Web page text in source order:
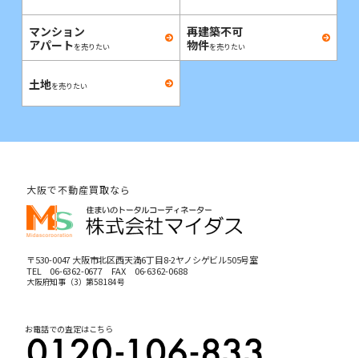
マンション
アパートを売りたい
再建築不可
物件を売りたい
土地を売りたい
大阪で不動産買取なら
〒530-0047 大阪市北区西天満6丁目8-2ヤノシゲビル505号室
TEL 06-6362-0677FAX 06-6362-0688
大阪府知事（3）第58184号
お電話での査定はこちら